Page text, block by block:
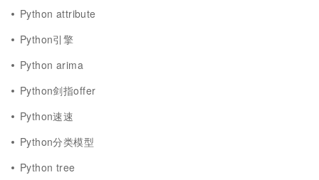
Python attribute
Python引擎
Python arima
Python剑指offer
Python速速
Python分类模型
Python tree